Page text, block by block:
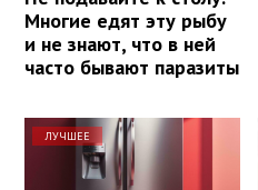
Многие едят эту рыбу
и не знают, что в ней
часто бывают паразиты
ЛУЧШЕЕ